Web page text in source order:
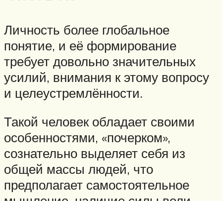
Личность более глобальное
понятие, и её формирование
требует довольно значительных
усилий, внимания к этому вопросу
и целеустремлённости.
Такой человек обладает своими
особенностями, «почерком»,
сознательно выделяет себя из
общей массы людей, что
предполагает самостоятельное